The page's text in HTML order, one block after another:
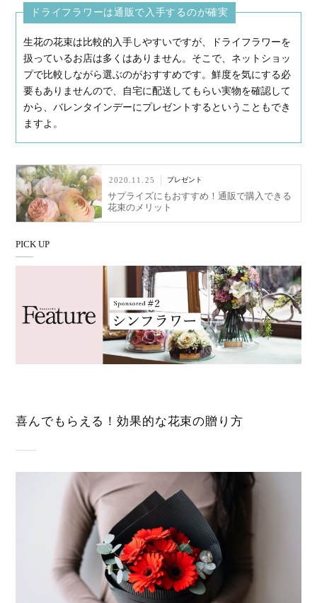
ドライフラワーは通販で入手するのが確実
生花の花束は比較的入手しやすいですが、ドライフラワーを
扱っているお店は多くはありません。そこで、ネットショッ
プで比較しながら選ぶのがおすすめです。鮮度を気にする必
要もありませんので、自宅に配送してもらい実物を確認して
から、バレンタインデーにプレゼントするということもでき
ますよ。
2020.11.25 プレゼント
サプライズにもおすすめ！通販で購入できる
花束のメリット
PICK UP
喜んでもらえる！効果的な花束の贈り方